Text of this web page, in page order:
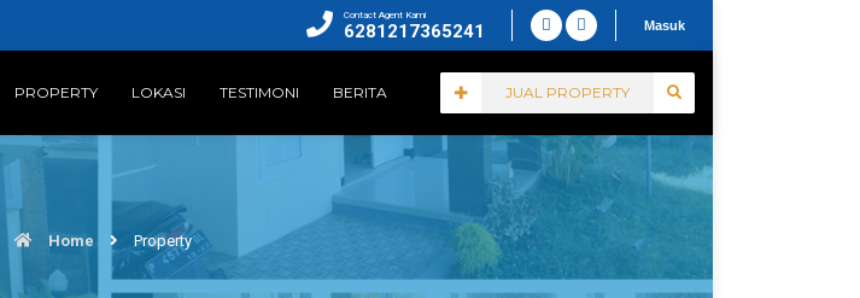
Contact Agent Kami
6281217365241 Masuk
JUAL PROPERTY
PROPERTY LOKASI TESTIMONI BERITA
Home Property